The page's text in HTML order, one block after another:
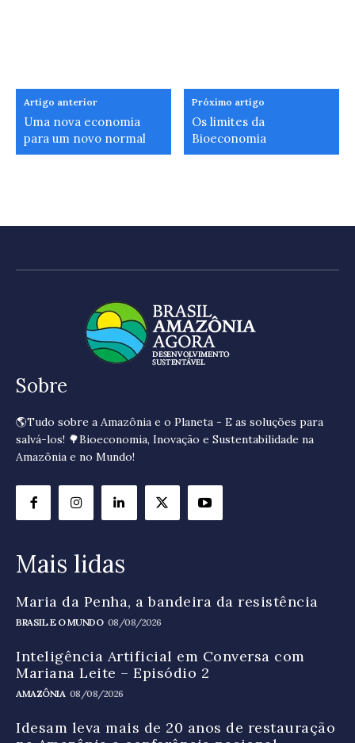
Artigo anterior
Uma nova economia
para um novo normal
Próximo artigo
Os limites da
Bioeconomia
Sobre
🌎Tudo sobre a Amazônia e o Planeta - E as soluções para
salvá-los! 🌳Bioeconomia, Inovação e Sustentabilidade na
Amazônia e no Mundo!
Mais lidas
Maria da Penha, a bandeira da resistência
BRASIL E O MUNDO 08/08/2026
Inteligência Artificial em Conversa com
Mariana Leite – Episódio 2
AMAZÔNIA 08/08/2026
Idesam leva mais de 20 anos de restauração